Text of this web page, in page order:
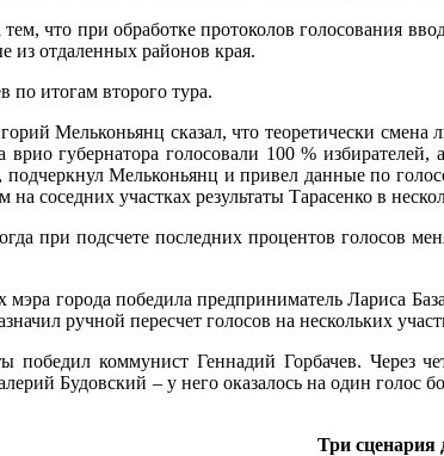
что при обработке протоколов голосования
из отдаленных районов края.
по итогам второго тура.
Мельконьянц сказал, что теоретически
врио губернатора голосовали 100 %
подчеркнул Мельконьянц и привел данные по
соседних участках результаты Тарасенко в
при подсчете последних процентов голосов
города победила предприниматель Лариса
ручной пересчет голосов на нескольких
коммунист Геннадий Горбачев. Через
Будовский – у него оказалось на один голос
Три